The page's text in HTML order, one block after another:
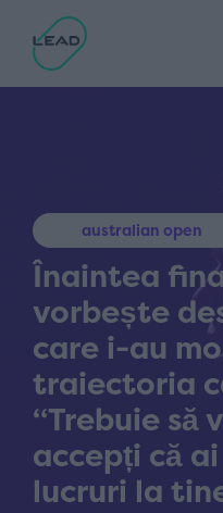
australian open
Înaintea
vorbește
care i-au
traiectoria
“Trebuie să
accepți că
lucruri la